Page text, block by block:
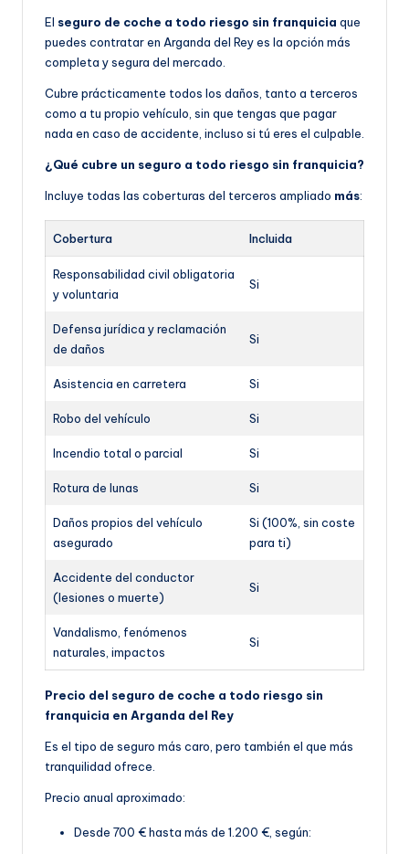
El seguro de coche a todo riesgo sin franquicia que
puedes contratar en Arganda del Rey es la opción más
completa y segura del mercado.
Cubre prácticamente todos los daños, tanto a terceros
como a tu propio vehículo, sin que tengas que pagar
nada en caso de accidente, incluso si tú eres el culpable.
¿Qué cubre un seguro a todo riesgo sin franquicia?
Incluye todas las coberturas del terceros ampliado más:
Cobertura Incluida
Responsabilidad civil obligatoria
y voluntaria
Si
Defensa jurídica y reclamación
de daños
Si
Asistencia en carretera Si
Robo del vehículo Si
Incendio total o parcial Si
Rotura de lunas Si
Daños propios del vehículo
asegurado
Si (100%, sin coste
para ti)
Accidente del conductor
(lesiones o muerte)
Si
Vandalismo, fenómenos
naturales, impactos
Si
Precio del seguro de coche a todo riesgo sin
franquicia en Arganda del Rey
Es el tipo de seguro más caro, pero también el que más
tranquilidad ofrece.
Precio anual aproximado:
Desde 700 € hasta más de 1.200 €, según: